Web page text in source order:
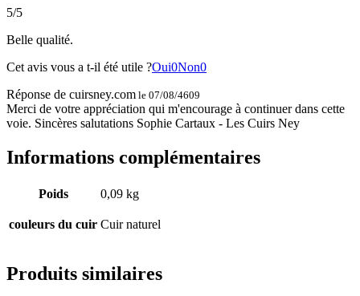
5/5
Belle qualité.
Cet avis vous a t-il été utile ?Oui0Non0
Réponse de cuirsney.com le 07/08/4609
Merci de votre appréciation qui m'encourage à continuer dans cette
voie. Sincères salutations Sophie Cartaux - Les Cuirs Ney
Informations complémentaires
Poids 0,09 kg
couleurs du cuir Cuir naturel
Produits similaires